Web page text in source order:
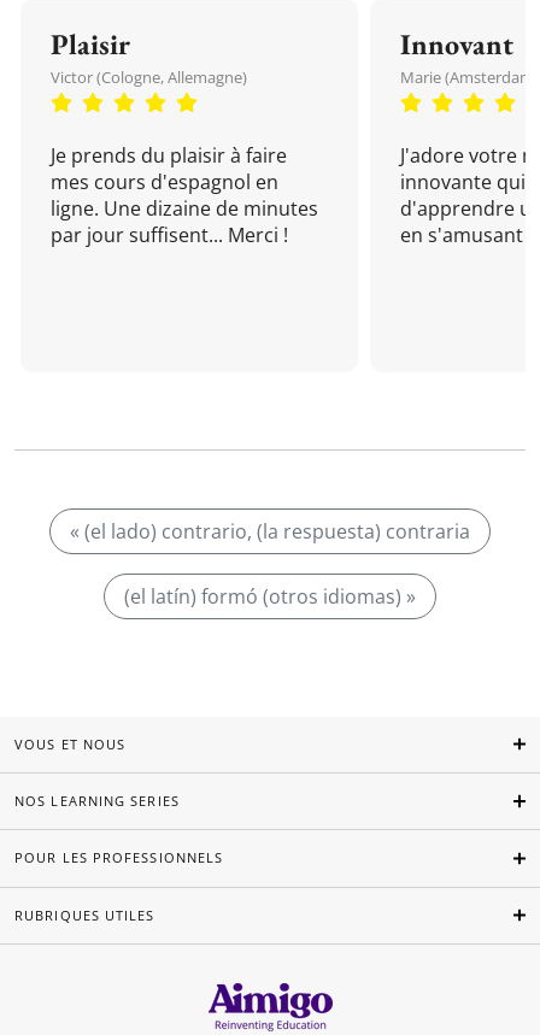
Plaisir
Victor (Cologne, Allemagne)
Je prends du plaisir à faire
mes cours d'espagnol en
ligne. Une dizaine de minutes
par jour suffisent... Merci !
Innovant
Marie (Amsterdam,
J'adore votre
innovante qui
d'apprendre
en s'amusant !
« (el lado) contrario, (la respuesta) contraria
(el latín) formó (otros idiomas) »
VOUS ET NOUS
NOS LEARNING SERIES
POUR LES PROFESSIONNELS
RUBRIQUES UTILES